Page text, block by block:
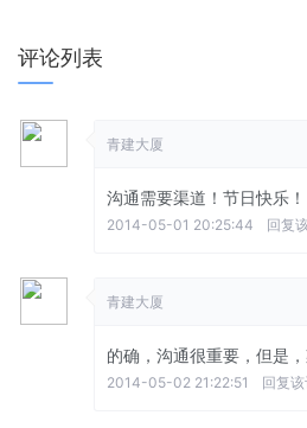
评论列表
青建大厦
沟通需要渠道！节日快乐！
2014-05-01 20:25:44 回复
青建大厦
的确，沟通很重要，但是
2014-05-02 21:22:51 回复